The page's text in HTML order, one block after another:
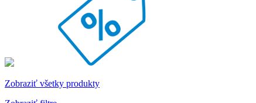
Zobraziť všetky produkty